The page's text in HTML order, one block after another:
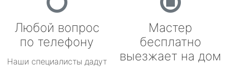
Любой вопрос
по телефону
Наши специалисты дадут
Мастер
бесплатно
выезжает на дом